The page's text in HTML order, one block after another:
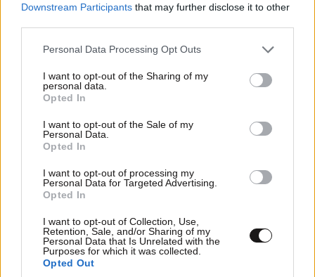
Downstream Participants that may further disclose it to other
Please note that this website/app uses one or more Google
not limited to your visit or usage behaviour. You may click to
grant or deny consent to Google and its third-party tags to
use your data for below specified purposes in below Google
consent section.
Personal Data Processing Opt Outs
I want to opt-out of the Sharing of my
personal data.
Opted In
I want to opt-out of the Sale of my
Personal Data.
Opted In
I want to opt-out of processing my
Personal Data for Targeted Advertising.
Opted In
I want to opt-out of Collection, Use,
Retention, Sale, and/or Sharing of my
Personal Data that Is Unrelated with the
Purposes for which it was collected.
Opted Out
Ισπανία: Αντίποινα στη Ρώμη – Επαναφέρει
τους ελέγχους για ταξιδιώτες από την Ιταλία